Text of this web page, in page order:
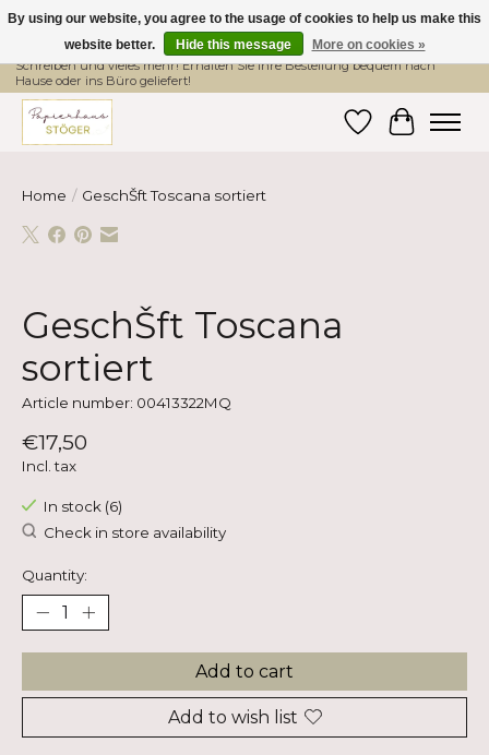
Hier finden Sie hochwertige Produkte im Bereich Schule, Büro, Papier,
Schreiben und vieles mehr! Erhalten Sie Ihre Bestellung bequem nach
Hause oder ins Büro geliefert!
WishlistCart
Home / GeschŠft Toscana sortiert
GeschŠft Toscana
sortiert
Article number: 00413322MQ
€17,50
Incl. tax
In stock (6)
Check in store availability
Quantity:
Add to cart
Add to wish list
By using our website, you agree to the usage of cookies to help us make this
website better.
Hide this message More on cookies »